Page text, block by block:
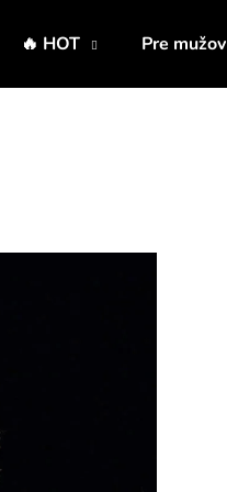
🔥 HOT Pre mužov